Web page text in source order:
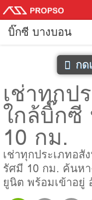
บิ๊กซี บางบอน
ก
เช่าทุกป
ใกล้บิ๊กซี
10 กม.
เช่าทุกประเภทอ
รัศมี 10 กม. ค้นห
ยูนิต พร้อมเข้าอยู่